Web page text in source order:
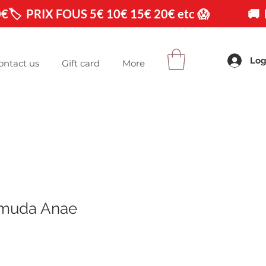
us Gift card More
Anae